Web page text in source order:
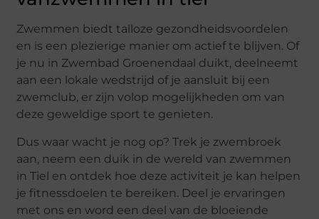
Zwemmen biedt talloze gezondheidsvoordelen
en is een plezierige manier om actief te blijven. Of
je nu in Zwembad Groenendaal duikt, deelneemt
aan een lokale wedstrijd of je aansluit bij een
zwemclub, er zijn volop mogelijkheden om van
deze geweldige sport te genieten.
Dus waar wacht je nog op? Trek je zwembroek
aan, neem een duik in de wereld van zwemmen
in Tiel en ontdek hoe deze activiteit je kan helpen
je fitnessdoelen te bereiken. Deel je ervaringen
met ons en word een deel van de bloeiende